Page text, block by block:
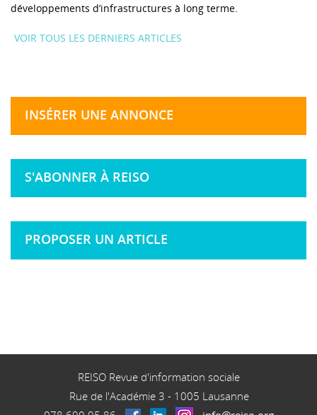
développements d’infrastructures à long terme.
VOIR TOUS LES DERNIERS ARTICLES
INSÉRER UNE ANNONCE
S'ABONNER À REISO
PROPOSER UN ARTICLE
REISO Revue d'information sociale
Rue de l'Académie 3 - 1005 Lausanne